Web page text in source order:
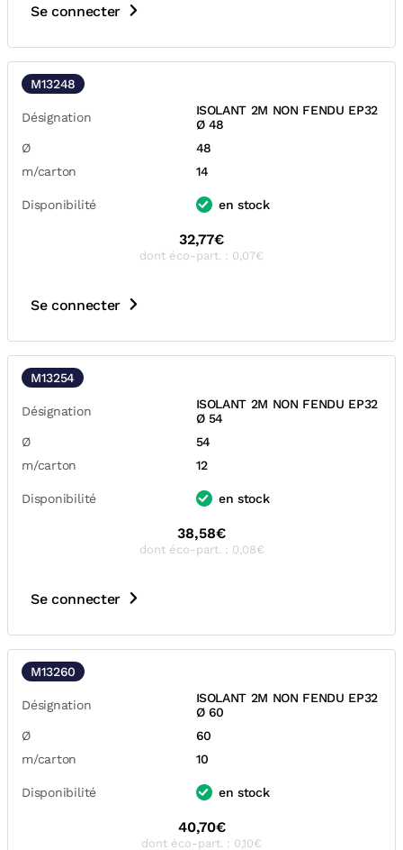
Se connecter
M13248
Désignation
ISOLANT 2M NON FENDU EP32
Ø 48
Ø
48
m/carton
14
Disponibilité en stock
32,77€
dont éco-part. : 0,07€
Se connecter
M13254
Désignation
ISOLANT 2M NON FENDU EP32
Ø 54
Ø
54
m/carton
12
Disponibilité en stock
38,58€
dont éco-part. : 0,08€
Se connecter
M13260
Désignation
ISOLANT 2M NON FENDU EP32
Ø 60
Ø
60
m/carton
10
Disponibilité en stock
40,70€
dont éco-part. : 0,10€